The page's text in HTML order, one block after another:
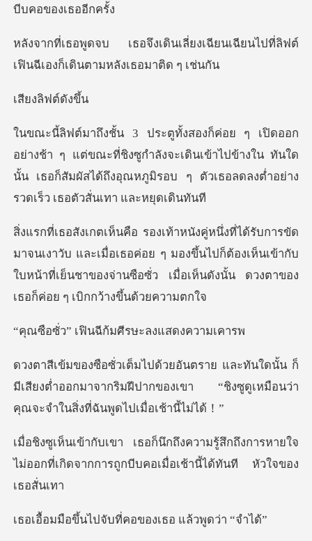
่ยงเฉียนเฉียนไปที่ลิฟต์
เฟินฉีเอ
ลิฟต์
่ขณะที่ชิงซูกำลังจะเดินเข้าไปข้างใน ทันใด
นั้น เธอก็สัมผัสได้ถึงอุณ
ับ และเมื่อเธอค่อย ๆ มองขึ้นไปก็ต้องเห็นเข้ากับ
ใบหน้าที่เย็นชาของจ่าน
ฟินฉีก้มศีรษะล
้น ก็
มีเสียงต่ำออกมาจากริมฝีปากของเขา “ชิงซูดูเหม
ู้สึกถึงการหายใจ
ไม่ออกที่เกิดจากการถูกบีบ
ปจับที่คอของเธอ แ